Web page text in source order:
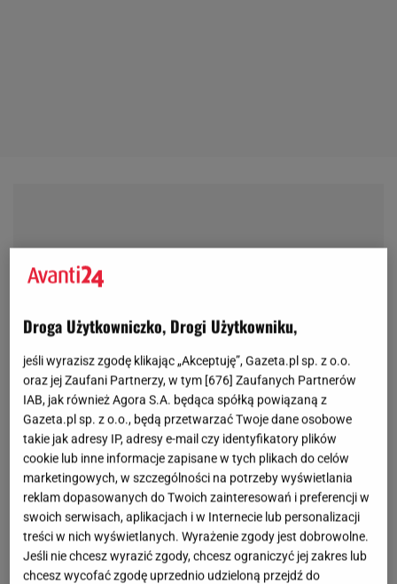
Droga Użytkowniczko, Drogi Użytkowniku,
jeśli wyrazisz zgodę klikając „Akceptuję”, Gazeta.pl sp. z o.o.
oraz jej Zaufani Partnerzy, w tym [676] Zaufanych Partnerów
IAB, jak również Agora S.A. będąca spółką powiązaną z
Gazeta.pl sp. z o.o., będą przetwarzać Twoje dane osobowe
takie jak adresy IP, adresy e-mail czy identyfikatory plików
cookie lub inne informacje zapisane w tych plikach do celów
marketingowych, w szczególności na potrzeby wyświetlania
reklam dopasowanych do Twoich zainteresowań i preferencji w
swoich serwisach, aplikacjach i w Internecie lub personalizacji
treści w nich wyświetlanych. Wyrażenie zgody jest dobrowolne.
Jeśli nie chcesz wyrazić zgody, chcesz ograniczyć jej zakres lub
chcesz wycofać zgodę uprzednio udzieloną przejdź do